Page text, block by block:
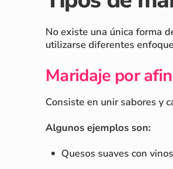
No existe una única forma
utilizarse diferentes
Maridaje por
Consiste en unir sabores y
Algunos ejemplos son:
Quesos suaves con